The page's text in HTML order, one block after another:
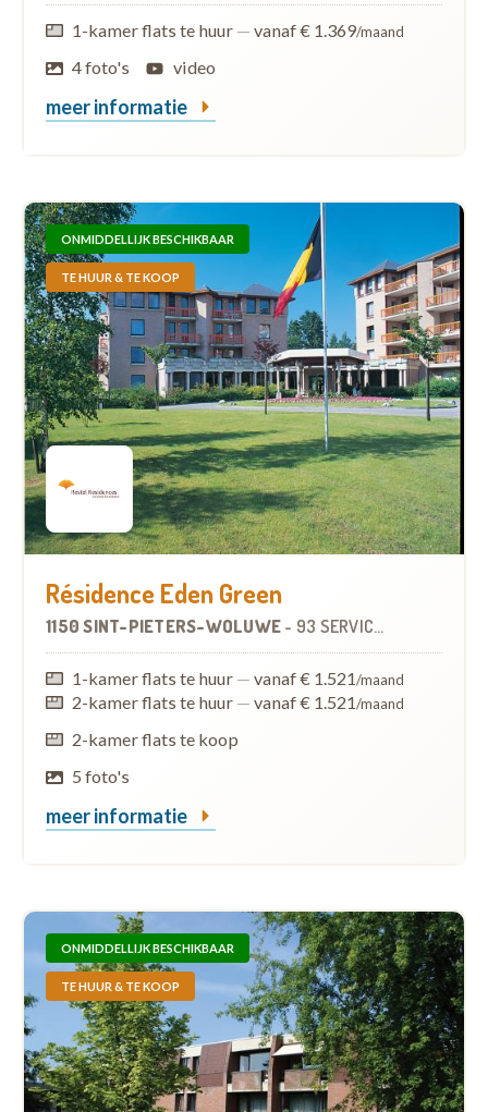
1-kamer flats te huur — vanaf € 1.369/maand
4 foto's video
meer informatie
ONMIDDELLIJK BESCHIKBAAR
TE HUUR & TE KOOP
Résidence Eden Green
1150 SINT-PIETERS-WOLUWE - 93 SERVICEFLATS
1-kamer flats te huur — vanaf € 1.521/maand
2-kamer flats te huur — vanaf € 1.521/maand
2-kamer flats te koop
5 foto's
meer informatie
ONMIDDELLIJK BESCHIKBAAR
TE HUUR & TE KOOP